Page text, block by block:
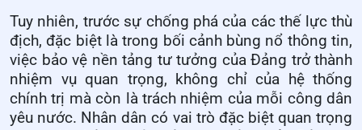
Tuy nhiên, trước sự chống phá của các thế lực thù
địch, đặc biệt là trong bối cảnh bùng nổ thông tin,
việc bảo vệ nền tảng tư tưởng của Đảng trở thành
nhiệm vụ quan trọng, không chỉ của hệ thống
chính trị mà còn là trách nhiệm của mỗi công dân
yêu nước. Nhân dân có vai trò đặc biệt quan trọng